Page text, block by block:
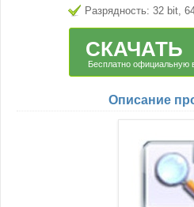
Разрядность: 32 bit,
СКАЧАТЬ
Бесплатно официальную
Описание